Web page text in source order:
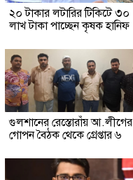
২০ টাকার লটারির টিকিটে ৩০
লাখ টাকা পাচ্ছেন কৃষক হানিফ
গুলশানের রেস্তোরাঁয় আ.লীগের
গোপন বৈঠক থেকে গ্রেপ্তার ৬